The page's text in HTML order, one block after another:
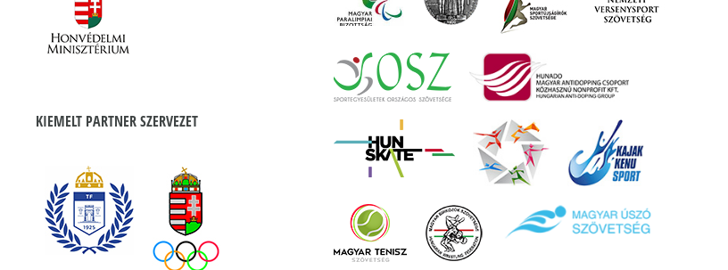
KIEMELT PARTNER SZERVEZET